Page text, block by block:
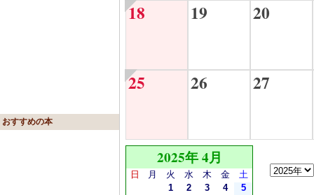
おすすめの本
18 19 20
25 26 27
2025年 4月
日 月 火 水 木 金
土
1
2 3 4
5